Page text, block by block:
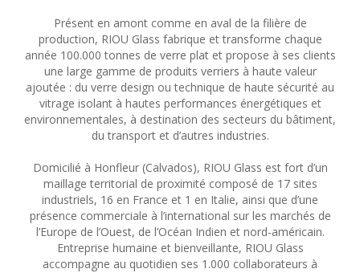
Présent en amont comme en aval de la filière de
production, RIOU Glass fabrique et transforme chaque
année 100.000 tonnes de verre plat et propose à ses clients
une large gamme de produits verriers à haute valeur
ajoutée : du verre design ou technique de haute sécurité au
vitrage isolant à hautes performances énergétiques et
environnementales, à destination des secteurs du bâtiment,
du transport et d’autres industries.
Domicilié à Honfleur (Calvados), RIOU Glass est fort d’un
maillage territorial de proximité composé de 17 sites
industriels, 16 en France et 1 en Italie, ainsi que d’une
présence commerciale à l’international sur les marchés de
l’Europe de l’Ouest, de l’Océan Indien et nord-américain.
Entreprise humaine et bienveillante, RIOU Glass
accompagne au quotidien ses 1.000 collaborateurs à